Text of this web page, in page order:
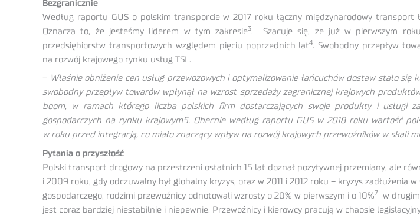
Bezgranicznie
Według raportu GUS o polskim transporcie w 2017 roku łączny międzynarodowy transport
Oznacza to, że jesteśmy liderem w tym zakresie3. Szacuje się, że już w pierwszym
przedsiębiorstw transportowych względem pięciu poprzednich lat4. Swobodny przepływ
na rozwój krajowego rynku usług TSL.
– Właśnie obniżenie cen usług przewozowych i optymalizowanie łańcuchów dostaw stało
swobodny przepływ towarów wpłynął na wzrost sprzedaży zagranicznej krajowych
boom, w ramach którego liczba polskich firm dostarczających swoje produkty i usługi
gospodarczych na rynku krajowym5. Obecnie według raportu GUS w 2018 roku wartość
w roku przed integracją, co miało znaczący wpływ na rozwój krajowych przewoźników w skali
Pytania o przyszłość
Polski transport drogowy na przestrzeni ostatnich 15 lat doznał pozytywnej przemiany, ale
i 2009 roku, gdy odczuwalny był globalny kryzys, oraz w 2011 i 2012 roku – kryzys
gospodarczego, rodzimi przewoźnicy odnotowali wzrosty o 20% w pierwszym i o 10%7
w
jest coraz bardziej niestabilnie i niepewnie. Przewoźnicy i kierowcy pracują w chaosie